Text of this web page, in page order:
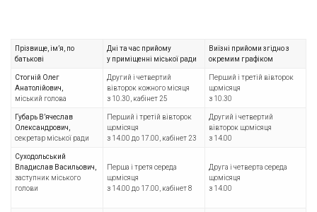
Прізвище, ім’я, по
батькові
Дні та час прийому
у приміщенні міської ради
Виїзні прийоми згідно з
окремим графіком
Стогній Олег
Анатолійович,
міський голова
Другий і четвертий
вівторок кожного місяця
з 10.30, кабінет 25
Перший і третій вівторок
щомісяця
з 10.30
Губарь В’ячеслав
Олександрович,
секретар міської ради
Перший і третій вівторок
щомісяця
з 14.00 до 17.00, кабінет 23
Другий і четвертий
вівторок щомісяця
з 14.00
Суходольський
Владислав Васильович,
заступник міського
голови
Перша і третя середа
щомісяця
з 14.00 до 17.00, кабінет 8
Друга і четверта середа
щомісяця
з 14.00